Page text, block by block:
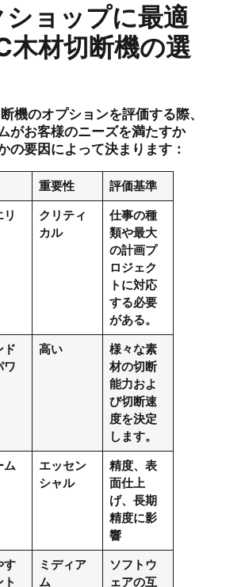
ショップに最適
木材切断機の選
機のオプションを評価する際、
がお客様のニーズを満たすか
の要因によって決まります：
重要性
評価基準
クリティ
カル
仕事の種
類や最大
の計画プ
ロジェク
トに対応
する必要
がある。
ド
ワ
高い
様々な素
材の切断
能力およ
び切断速
度を決定
します。
ム
エッセン
シャル
精度、表
面仕上
げ、長期
精度に影
響
す
ミディア
ム
ソフトウ
ェアの互